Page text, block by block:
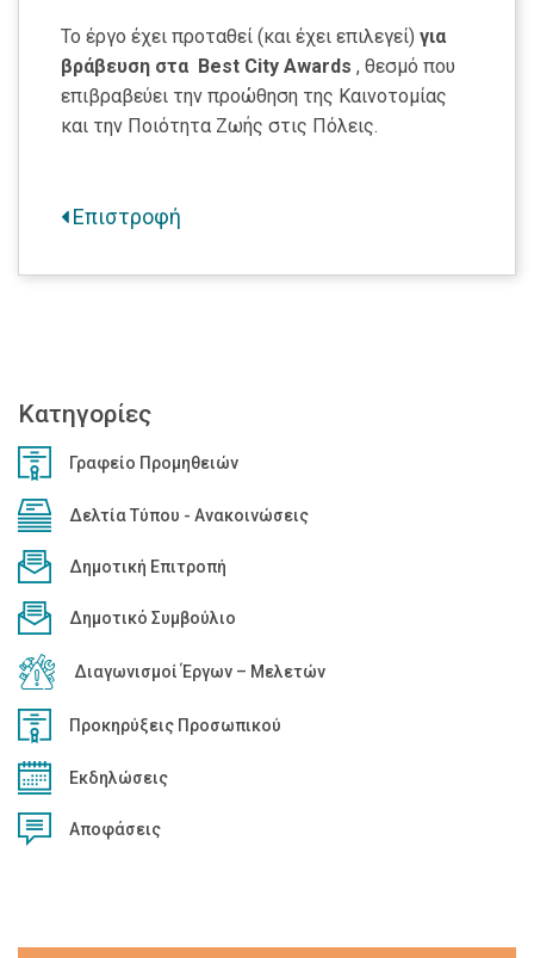
Το έργο έχει προταθεί (και έχει επιλεγεί) για
βράβευση στα Best City Awards , θεσμό που
επιβραβεύει την προώθηση της Καινοτομίας
και την Ποιότητα Ζωής στις Πόλεις.
Επιστροφή
Κατηγορίες
Γραφείο Προμηθειών
Δελτία Τύπου - Ανακοινώσεις
Δημοτική Επιτροπή
Δημοτικό Συμβούλιο
Διαγωνισμοί Έργων – Μελετών
Προκηρύξεις Προσωπικού
Εκδηλώσεις
Αποφάσεις